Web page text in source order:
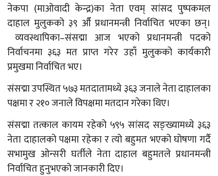
नेकपा (माओवादी केन्द्र)का नेता एवम् सांसद पुष्पकमल
दाहाल मुलुकको ३९ औँ प्रधानमन्त्री निर्वाचित भएका छन्।
व्यवस्थापिका–संसद्मा आज भएको प्रधानमन्त्री पदको
निर्वाचनमा ३६३ मत प्राप्त गरेर उहाँ मुलुकको कार्यकारी
प्रमुखमा निर्वाचित भए।
संसद्मा उपस्थित ५७३ मतदातामध्ये ३६३ जनाले नेता दाहालका
पक्षमा र २१० जनाले विपक्षमा मतदान गरेका थिए।
संसद्मा तत्काल कायम रहेको ५९५ सांसद सङ्ख्यामध्ये ३६३
नेता दाहालको पक्षमा रहेका र त्यो बहुमत भएको घोषणा गर्दै
सभामुख ओन्सरी घर्तीले नेता दाहाल बहुमतले प्रधानमन्त्री
निर्वाचित हुनुभएको जानकारी दिए।